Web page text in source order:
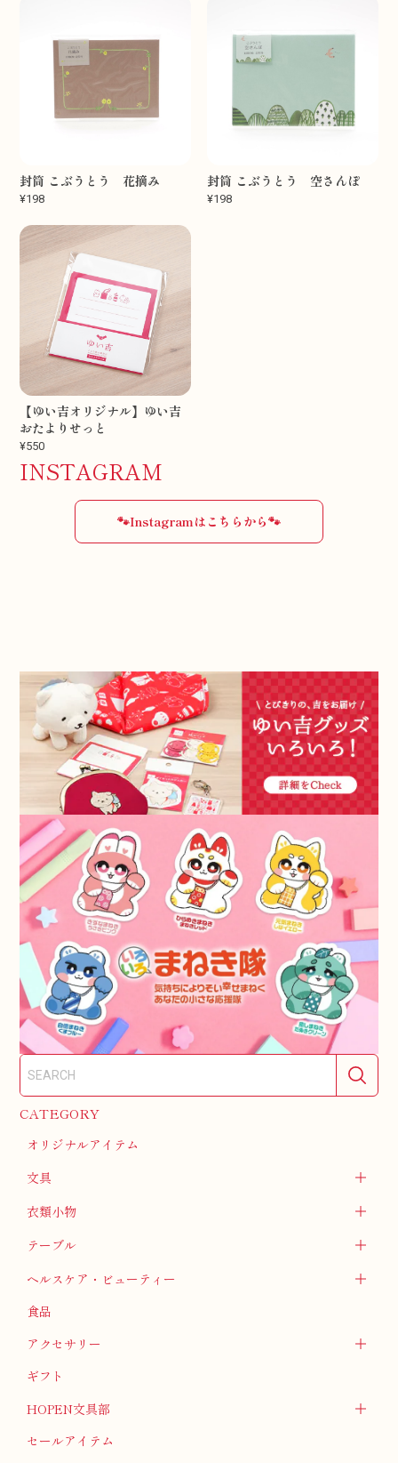
CATEGORY
オリジナルアイテム
文具
衣類小物
テーブル
ヘルスケア・ビューティー
食品
アクセサリー
ギフト
HOPEN文具部
セールアイテム
封筒 こぶうとう 花摘み
¥198
封筒 こぶうとう 空さんぽ
¥198
【ゆい吉オリジナル】ゆい吉
おたよりせっと
¥550
INSTAGRAM
🐾Instagramはこちらから🐾